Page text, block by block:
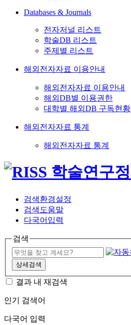
Databases & Journals
전자저널 리스트
학술DB 리스트
주제별 리스트
해외전자자료 이용안내
해외전자자료 이용안내
해외DB별 이용권한
대학별 해외DB 구독현황
해외전자자료 통계
해외전자자료 통계
검색환경설정
검색도움말
다국어입력
검색
상세검색
결과 내 재검색
인기 검색어
다국어 입력